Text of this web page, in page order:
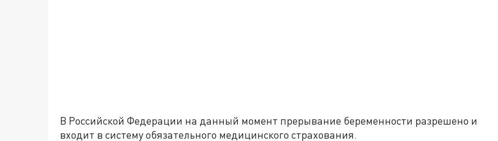
В Российской Федерации на данный момент прерывание беременности разрешено и
входит в систему обязательного медицинского страхования.